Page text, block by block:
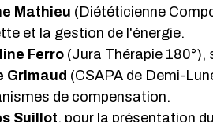
Mathieu (Diététicienne
et la gestion de l'énergie.
Ferro (Jura Thérapie 180°),
Grimaud (CSAPA de Demi-
de compensation.
Suillot, pour la présentation